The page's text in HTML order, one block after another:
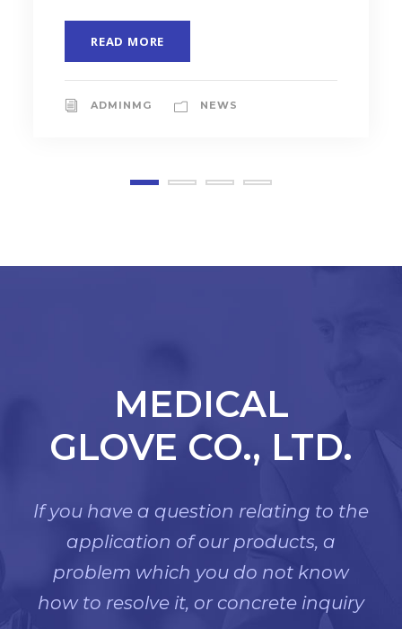
READ MORE
ADMINMG NEWS
MEDICAL
GLOVE CO., LTD.
If you have a question relating to the
application of our products, a
problem which you do not know
how to resolve it, or concrete inquiry